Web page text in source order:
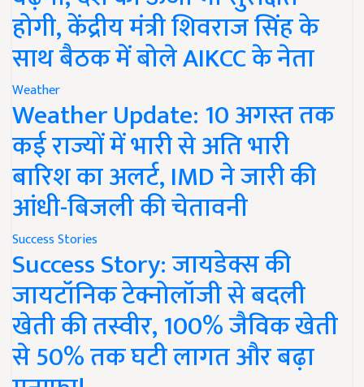
होगी, केंद्रीय मंत्री शिवराज सिंह के
साथ बैठक में बोले AIKCC के नेता
Weather
Weather Update: 10 अगस्त तक
कई राज्यों में भारी से अति भारी
बारिश का अलर्ट, IMD ने जारी की
आंधी-बिजली की चेतावनी
Success Stories
Success Story: जायडेक्स की
जायटॉनिक टेक्नोलॉजी से बदली
खेती की तस्वीर, 100% जैविक खेती
से 50% तक घटी लागत और बढ़ा